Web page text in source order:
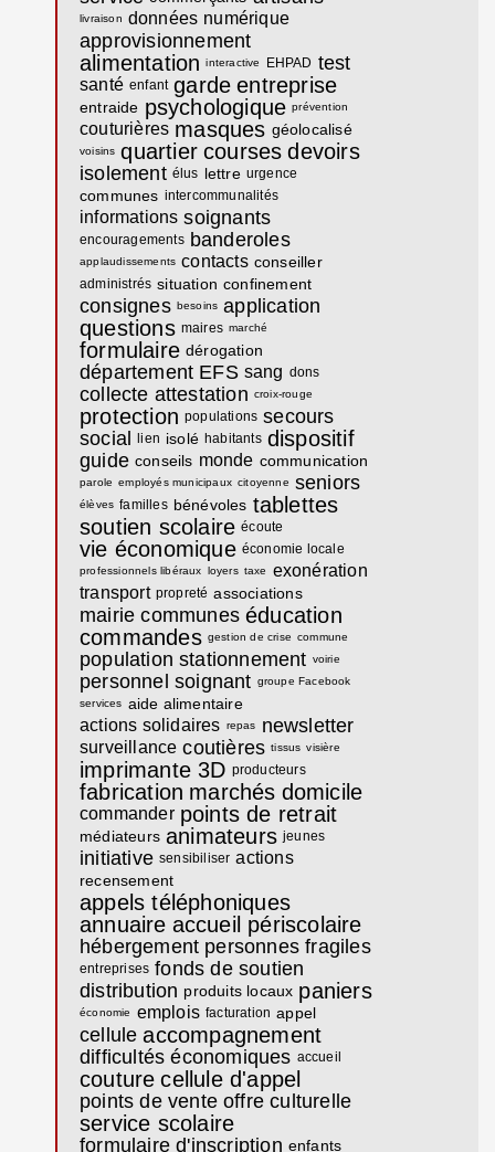
livraison données numérique
approvisionnement
alimentation interactive EHPAD test
santé enfant garde entreprise
entraide psychologique prévention
couturières masques géolocalisé
voisins quartier courses devoirs
isolement élus lettre urgence
communes intercommunalités
informations soignants
encouragements banderoles
applaudissements contacts conseiller
administrés situation confinement
consignes besoins application
questions maires marché
formulaire dérogation
département EFS sang dons
collecte attestation croix-rouge
protection populations secours
social
lien isolé habitants dispositif
guide conseils monde communication
parole employés municipaux citoyenne seniors
élèves familles bénévoles tablettes
soutien scolaire écoute
vie économique économie locale
professionnels libéraux loyers taxe
exonération
transport propreté associations
mairie communes éducation
commandes gestion de crise commune
population stationnement voirie
personnel soignant groupe Facebook
services aide alimentaire
actions solidaires repas newsletter
surveillance coutières tissus visière
imprimante 3D producteurs
fabrication marchés domicile
commander points de retrait
médiateurs animateurs jeunes
initiative sensibiliser actions
recensement
appels téléphoniques
annuaire accueil périscolaire
hébergement personnes fragiles
entreprises fonds de soutien
distribution produits locaux paniers
économie emplois facturation appel
cellule accompagnement
difficultés économiques accueil
couture cellule d'appel
points de vente offre culturelle
service scolaire
formulaire d'inscription enfants